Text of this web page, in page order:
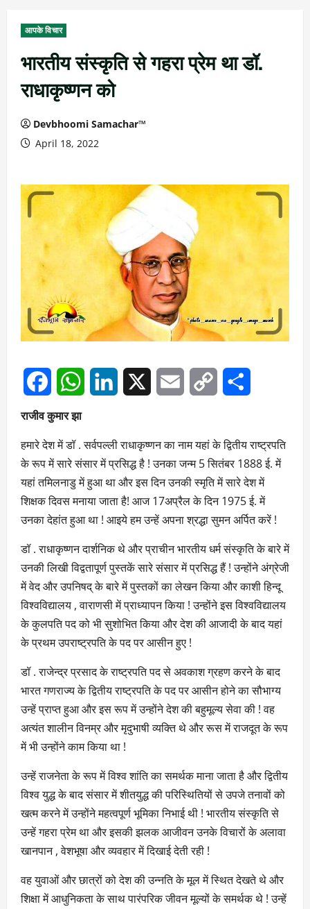
आपके विचार
भारतीय संस्कृति से गहरा प्रेम था डॉ.
राधाकृष्णन को
Devbhoomi Samachar™
April 18, 2022
FacebookWhatsApp
Link
राजीव कुमार झा
हमारे देश में डॉ . सर्वपल्ली राधाकृष्णन का नाम यहां के द्वितीय राष्ट्रपति
के रूप में सारे संसार में प्रसिद्ध है ! उनका जन्म 5 सितंबर 1888 ई. में
यहां तमिलनाडु में हुआ था और इस दिन उनकी स्मृति में सारे देश में
शिक्षक दिवस मनाया जाता है! आज 17अप्रैल के दिन 1975 ई. में
उनका देहांत हुआ था ! आइये हम उन्हें अपना श्रद्धा सुमन अर्पित करें !
डॉ . राधाकृष्णन दार्शनिक थे और प्राचीन भारतीय धर्म संस्कृति के बारे में
उनकी लिखी विद्वतापूर्ण पुस्तकें सारे संसार में प्रसिद्ध हैं ! उन्होंने अंग्रेजी
में वेद और उपनिषद् के बारे में पुस्तकों का लेखन किया और काशी हिन्दू
विश्वविद्यालय , वाराणसी में प्राध्यापन किया ! उन्होंने इस विश्वविद्यालय
के कुलपति पद को भी सुशोभित किया और देश की आजादी के बाद यहां
के प्रथम उपराष्ट्रपति के पद पर आसीन हुए !
डॉ . राजेन्द्र प्रसाद के राष्ट्रपति पद से अवकाश ग्रहण करने के बाद
भारत गणराज्य के द्वितीय राष्ट्रपति के पद पर आसीन होने का सौभाग्य
उन्हें प्राप्त हुआ और इस रूप में उन्होंने देश की बहुमूल्य सेवा की ! वह
अत्यंत शालीन विनम्र और मृदुभाषी व्यक्ति थे और रूस में राजदूत के रूप
में भी उन्होंने काम किया था !
उन्हें राजनेता के रूप में विश्व शांति का समर्थक माना जाता है और द्वितीय
विश्व युद्ध के बाद संसार में शीतयुद्ध की परिस्थितियों से उपजे तनावों को
खत्म करने में उन्होंने महत्वपूर्ण भूमिका निभाई थी ! भारतीय संस्कृति से
उन्हें गहरा प्रेम था और इसकी झलक आजीवन उनके विचारों के अलावा
खानपान , वेशभूषा और व्यवहार में दिखाई देती रही !
वह युवाओं और छात्रों को देश की उन्नति के मूल में स्थित देखते थे और
शिक्षा में आधुनिकता के साथ पारंपरिक जीवन मूल्यों के समर्थक थे ! उन्हें